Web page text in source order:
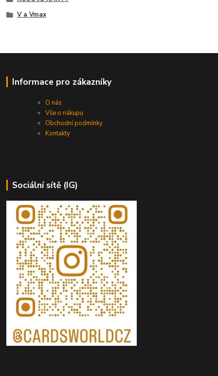
V a Vmax
Informace pro zákazníky
O nás
Vše o nákupu
Obchodní podmínky
Kontakty
Sociální sítě (IG)